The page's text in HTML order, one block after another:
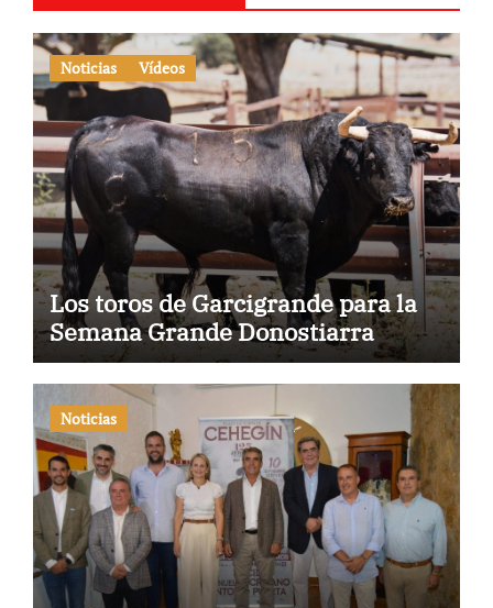
Noticias Vídeos
Los toros de Garcigrande para la
Semana Grande Donostiarra
Noticias